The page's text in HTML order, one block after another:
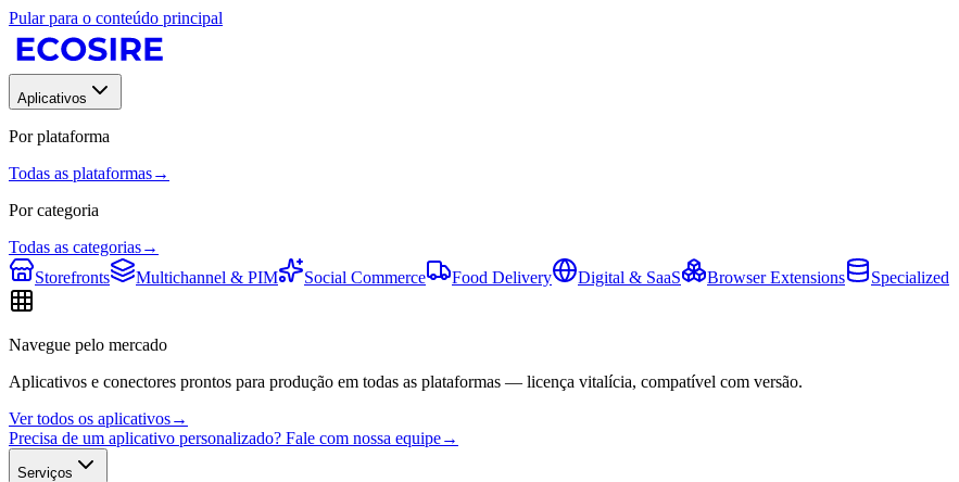
Pular para o conteúdo principal
Aplicativos
Por plataforma
Todas as plataformas→
Por categoria
Todas as categorias→
Storefronts
Multichannel & PIM Social Commerce Food Delivery Digital & SaaS Browser Extensions Specialized
Navegue pelo mercado
Aplicativos e conectores prontos para produção em todas as plataformas — licença vitalícia, compatível com versão.
Ver todos os aplicativos→
Precisa de um aplicativo personalizado? Fale com nossa equipe→
Serviços